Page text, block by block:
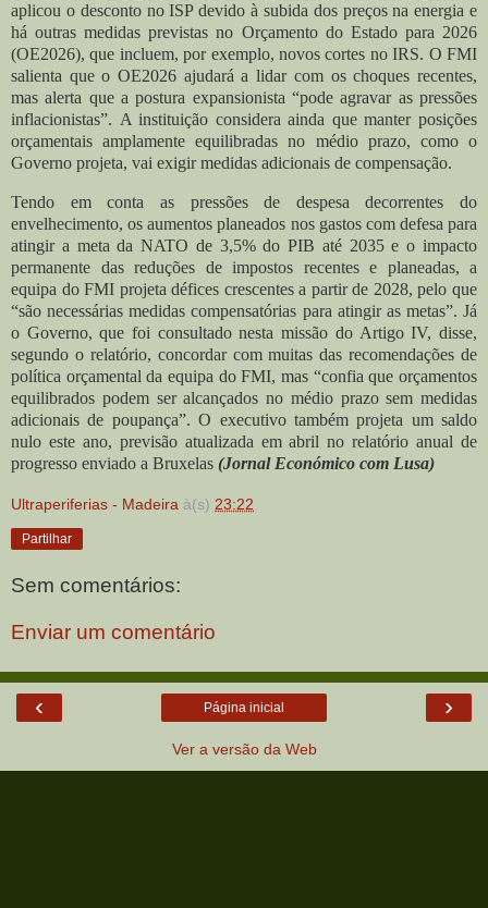
aplicou o desconto no ISP devido à subida dos preços na energia e
há outras medidas previstas no Orçamento do Estado para 2026
(OE2026), que incluem, por exemplo, novos cortes no IRS. O FMI
salienta que o OE2026 ajudará a lidar com os choques recentes,
mas alerta que a postura expansionista “pode agravar as pressões
inflacionistas”. A instituição considera ainda que manter posições
orçamentais amplamente equilibradas no médio prazo, como o
Governo projeta, vai exigir medidas adicionais de compensação.
Tendo em conta as pressões de despesa decorrentes do
envelhecimento, os aumentos planeados nos gastos com defesa para
atingir a meta da NATO de 3,5% do PIB até 2035 e o impacto
permanente das reduções de impostos recentes e planeadas, a
equipa do FMI projeta défices crescentes a partir de 2028, pelo que
“são necessárias medidas compensatórias para atingir as metas”. Já
o Governo, que foi consultado nesta missão do Artigo IV, disse,
segundo o relatório, concordar com muitas das recomendações de
política orçamental da equipa do FMI, mas “confia que orçamentos
equilibrados podem ser alcançados no médio prazo sem medidas
adicionais de poupança”.O executivo também projeta um saldo
nulo este ano, previsão atualizada em abril no relatório anual de
progresso enviado a Bruxelas (Jornal Económico com Lusa)
Ultraperiferias - Madeira à(s) 23:22
Partilhar
Sem comentários:
Enviar um comentário
‹ ›
Página inicial
Ver a versão da Web